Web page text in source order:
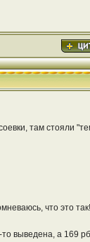
там стояли
что это так!
выведена, а 169